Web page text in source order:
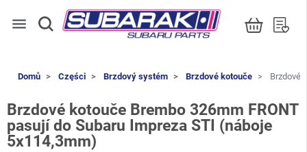
menu
Domů Części Brzdový systém Brzdové kotouče Brzdové
Brzdové kotouče Brembo 326mm FRONT
pasují do Subaru Impreza STI (náboje
5x114,3mm)